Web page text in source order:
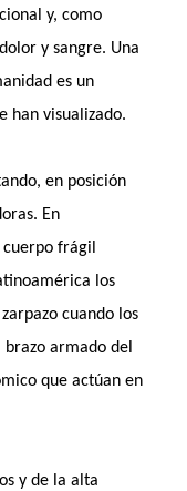
y, como
y sangre. Una
es un
han visualizado.
en posición
En
frágil
los
cuando los
armado del
que actúan en
y de la alta